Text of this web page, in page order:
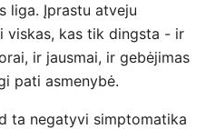
liga. Įprastu atveju
viskas, kas tik dingsta - ir
ir jausmai, ir gebėjimas
pati asmenybė.
ta negatyvi simptomatika